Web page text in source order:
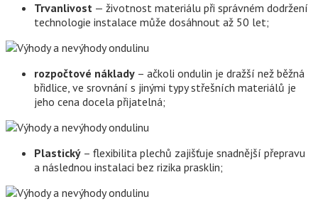
Trvanlivost — životnost materiálu při správném dodržení
technologie instalace může dosáhnout až 50 let;
rozpočtové náklady – ačkoli ondulin je dražší než běžná
břidlice, ve srovnání s jinými typy střešních materiálů je
jeho cena docela přijatelná;
Plastický – flexibilita plechů zajišťuje snadnější přepravu
a následnou instalaci bez rizika prasklin;